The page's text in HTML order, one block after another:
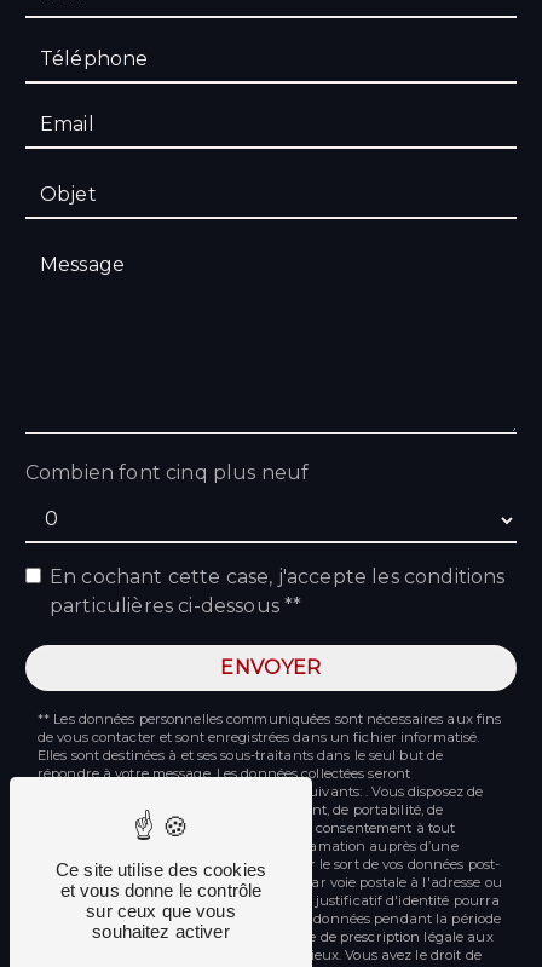
Combien font cinq plus neuf
En cochant cette case, j'accepte les conditions
particulières ci-dessous **
ENVOYER
** Les données personnelles communiquées sont nécessaires aux fins
de vous contacter et sont enregistrées dans un fichier informatisé.
Elles sont destinées à et ses sous-traitants dans le seul but de
répondre à votre message. Les données collectées seront
communiquées aux seuls destinataires suivants: . Vous disposez de
droits d’accès, de rectification, d’effacement, de portabilité, de
limitation, d’opposition, de retrait de votre consentement à tout
moment et du droit d’introduire une réclamation auprès d’une
autorité de contrôle, ainsi que d’organiser le sort de vos données post-
mortem. Vous pouvez exercer ces droits par voie postale à l'adresse ou
par courrier électronique à l'adresse . Un justificatif d'identité pourra
vous être demandé. Nous conservons vos données pendant la période
de prise de contact puis pendant la durée de prescription légale aux
fins probatoires et de gestion des contentieux. Vous avez le droit de
Ce site utilise des cookies
et vous donne le contrôle
sur ceux que vous
souhaitez activer